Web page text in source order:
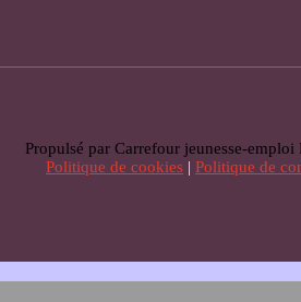
Propulsé par Carrefour jeunesse-emploi
Politique de cookies | Politique de